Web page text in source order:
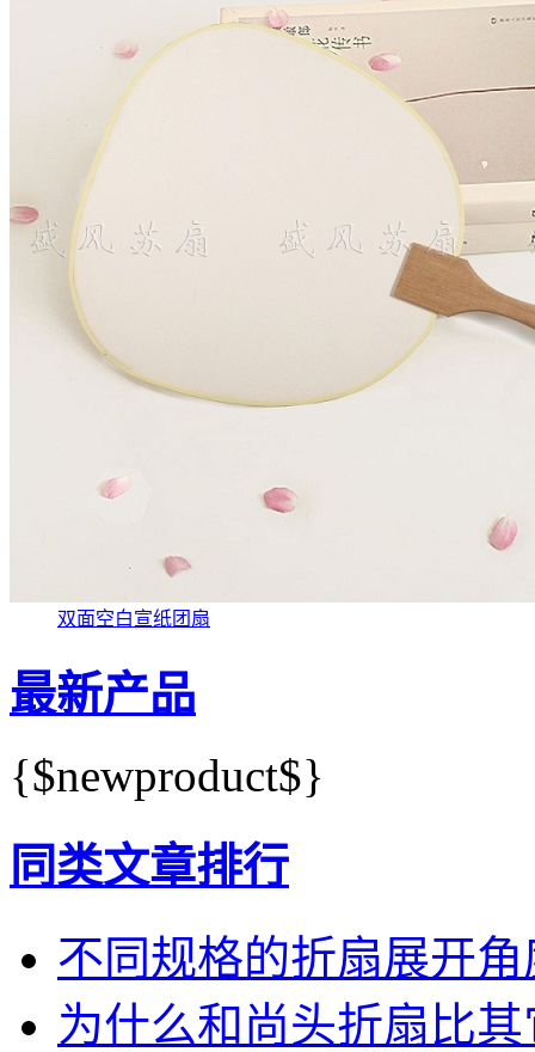
双面空白宣纸团扇
最新产品
{$newproduct$}
同类文章排行
不同规格的折扇展开
为什么和尚头折扇比